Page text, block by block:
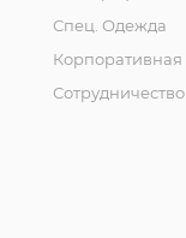
Спец. Одежда
Сотрудничество